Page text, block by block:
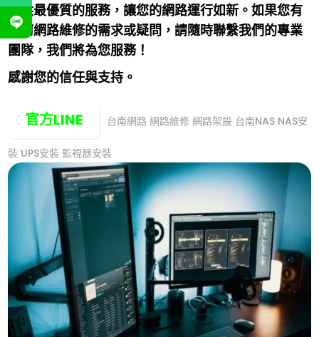
提供最優質的服務，讓您的網路運行如新。如果您有
任何網路維修的需求或疑問，請隨時聯繫我們的專業
團隊，我們將為您服務！
感謝您的信任與支持。
官方LINE 台南網路 網路維修 網路架設 台南NAS NAS安
裝 UPS安裝 監視器安裝